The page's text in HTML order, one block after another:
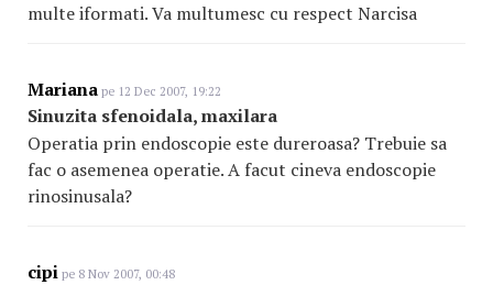
multe iformati. Va multumesc cu respect Narcisa
Mariana pe 12 Dec 2007, 19:22
Sinuzita sfenoidala, maxilara
Operatia prin endoscopie este dureroasa? Trebuie sa
fac o asemenea operatie. A facut cineva endoscopie
rinosinusala?
cipi pe 8 Nov 2007, 00:48